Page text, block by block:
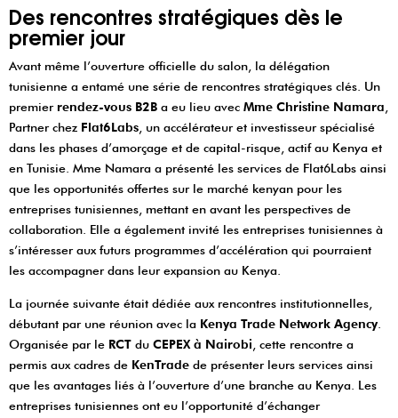
Des rencontres stratégiques dès le
premier jour
Avant même l’ouverture officielle du salon, la délégation
tunisienne a entamé une série de rencontres stratégiques clés. Un
premier rendez-vous B2B a eu lieu avec Mme Christine Namara
Partner chez Flat6Labs , un accélérateur et investisseur spécialisé
dans les phases d’amorçage et de capital-risque, actif au Kenya et
en Tunisie. Mme Namara a présenté les services de Flat6Labs ainsi
que les opportunités offertes sur le marché kenyan pour les
entreprises tunisiennes, mettant en avant les perspectives de
collaboration. Elle a également invité les entreprises tunisiennes à
s’intéresser aux futurs programmes d’accélération qui pourraient
les accompagner dans leur expansion au Kenya.
La journée suivante était dédiée aux rencontres institutionnelles,
débutant par une réunion avec la Kenya Trade Network Agency.
Organisée par le RCT du CEPEX à Nairobi , cette rencontre a
permis aux cadres de KenTrade de présenter leurs services ainsi
que les avantages liés à l’ouverture d’une branche au Kenya. Les
entreprises tunisiennes ont eu l’opportunité d’échanger